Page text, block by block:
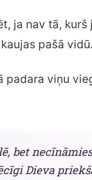
ja nav tā, kurš
pašā vidū.
padara viņu
bet
Dieva